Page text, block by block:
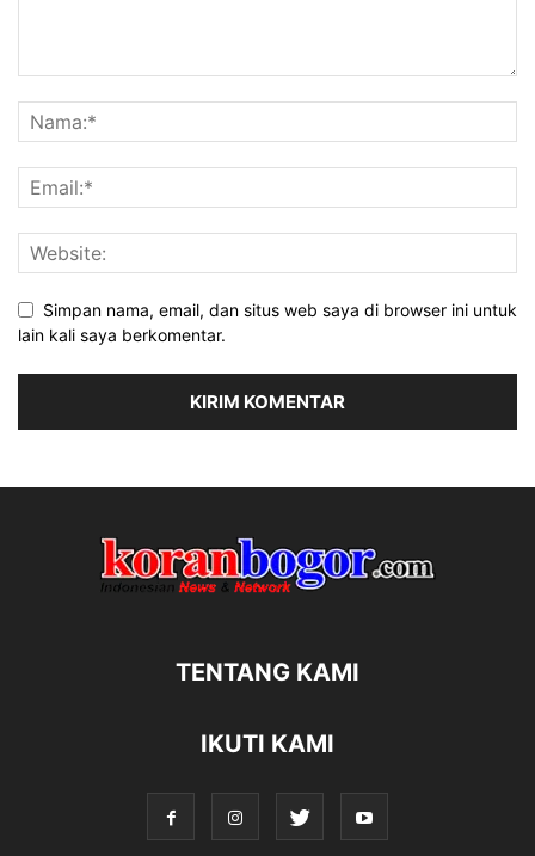
Simpan nama, email, dan situs web saya di browser ini untuk
lain kali saya berkomentar.
TENTANG KAMI
IKUTI KAMI